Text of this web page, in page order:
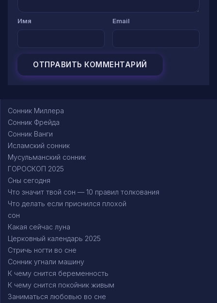
Имя Email
Сонник Миллера
Сонник Фрейда
Сонник Ванги
Исламский сонник
Мусульманский сонник
ГОРОСКОП 2025
Сны сегодня
Что значит твой сон — 10 правил толкования
Что делать если приснился плохой
сон
Какая сейчас луна
Церковный календарь 2025
Стричь ногти во сне
Сонник угнали машину
К чему снится беременность
К чему снится покойник живым
Заниматься любовью во сне